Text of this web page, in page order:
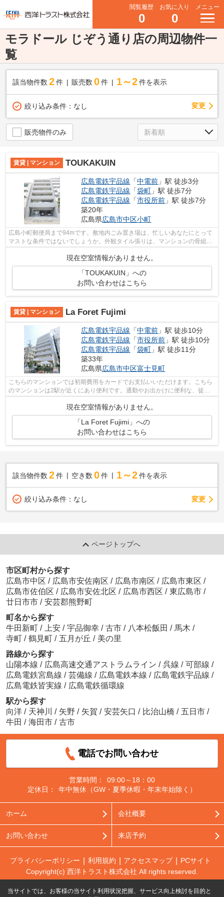
閲覧履歴
0
お気に入り
0
メニュー
モラドール じぞう通り店の周辺物件一
覧
該当物件数 2件 販売数 0 件 1～2 件を表示
絞り込み条件： なし 変更
販売物件のみ
賃貸 | マンション TOUKAKUIN
広島電鉄宇品線 「中電前 」駅 徒歩3分
広島電鉄宇品線 「袋町 」駅 徒歩7分
広島電鉄宇品線 「市役所前 」駅 徒歩7分
築20年
広島県広島市中区小町
広島小町郵便局まで94mです。敷地内ごみ置き場は、忙しいあなたにとって
マストな条件ではないでしょうか。外観タイル張りは、マンションの骨組み
現在空室情報がありません。
「TOUKAKUIN」への
お問い合わせはこちら
賃貸 | マンション La Foret Fujimi
広島電鉄宇品線 「中電前 」駅 徒歩10分
広島電鉄宇品線 「市役所前 」駅 徒歩10分
広島電鉄宇品線 「袋町 」駅 徒歩11分
築33年
広島県広島市中区富士見町
こちらのマンションでは初期費用をカードでお支払いいただけます。こちら
のマンションは2駅が近くにあり便利です。通勤やお出かけに便利な、徒歩
現在空室情報がありません。
「La Foret Fujimi」への
お問い合わせはこちら
該当物件数 2件 空き数 0 件 1～2 件を表示
絞り込み条件： なし 変更
ページトップへ
市区町村から探す
広島市中区 / 広島市安佐南区 / 広島市南区 / 広島市東区 /
広島市佐伯区 / 広島市安佐北区 / 広島市西区 / 東広島市 /
廿日市市 / 安芸郡熊野町
町名から探す
牛田新町 / 上安 / 宇品御幸 / 古市 / 八本松飯田 / 馬木 /
寺町 / 鶴見町 / 五月が丘 / 美の里
路線から探す
山陽本線 / 広島高速交通アストラムライン / 呉線 / 可部線 /
広島電鉄宮島線 / 芸備線 / 広島電鉄本線 / 広島電鉄宇品線 /
広島電鉄皆実線 / 広島電鉄循環線
駅から探す
向洋 / 天神川 / 矢野 / 矢賀 / 安芸矢口 / 比治山橋 / 五日市 /
牛田 / 海田市 / 古市
電話でお問い合わせ
営業時間：
09:00～18：00
定休日：
年中無休（GW・夏季休暇・年末年始除く）
ホーム 会社概要
お問い合わせ 来店予約
プライバシーポリシー 利用規約 アクセスマップ
PCサイト
Copyright(c) 西洋トラスト株式会社 All rights reserved.
当サイトでは、お客様の当サイト利用状況把握、サービス向上検討を目的と